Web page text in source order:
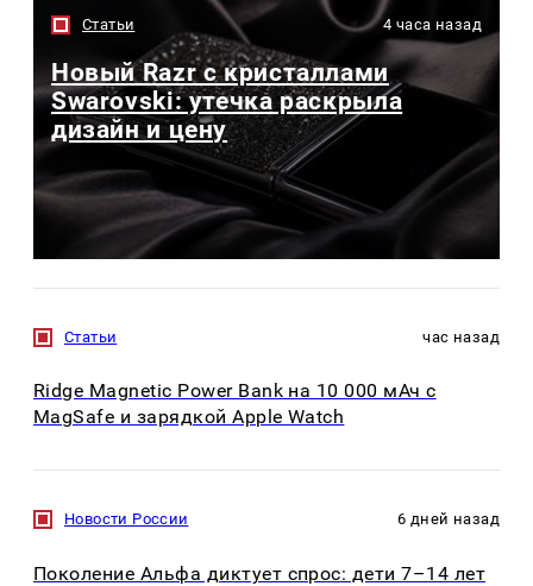
Статьи 4 часа назад
Новый Razr с кристаллами
Swarovski: утечка раскрыла
дизайн и цену
Статьи час назад
Ridge Magnetic Power Bank на 10 000 мАч с
MagSafe и зарядкой Apple Watch
Новости России 6 дней назад
Поколение Альфа диктует спрос: дети 7–14 лет